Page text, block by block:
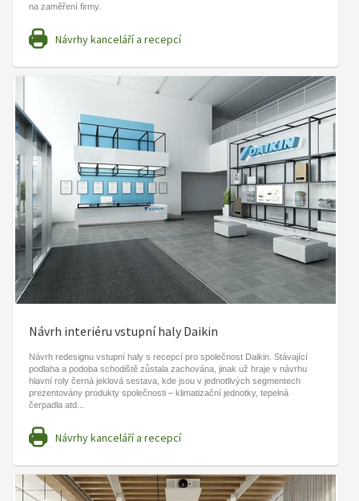
na zaměření firmy.
Návrhy kanceláří a recepcí
Návrh interiéru vstupní haly Daikin
Návrh redesignu vstupní haly s recepcí pro společnost Daikin. Stávající
podlaha a podoba schodiště zůstala zachována, jinak už hraje v návrhu
hlavní roly černá jeklová sestava, kde jsou v jednotlivých segmentech
prezentovány produkty společnosti – klimatizační jednotky, tepelná
čerpadla atd...
Návrhy kanceláří a recepcí